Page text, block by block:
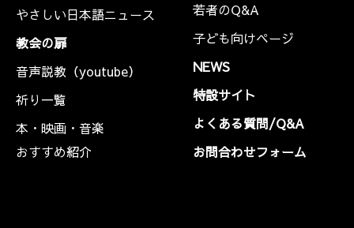
やさしい日本語ニュース
教会の扉
音声説教（youtube）
祈り一覧
本・映画・音楽
おすすめ紹介
若者のQ&A
子ども向けページ
NEWS
特設サイト
よくある質問/Q&A
お問合わせフォーム